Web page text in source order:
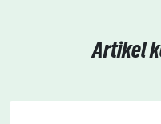
Artikel